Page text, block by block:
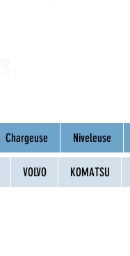
Chargeuse Niveleuse
VOLVO KOMATSU